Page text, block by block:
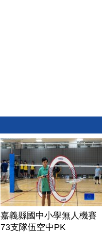
嘉義縣國中小學無人機賽
73支隊伍空中PK